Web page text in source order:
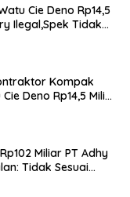
Cie Deno Rp14,5
Ilegal,Spek Tidak
Kompak
Deno Rp14,5 Miliar
Miliar PT Adhy
Tidak Sesuai